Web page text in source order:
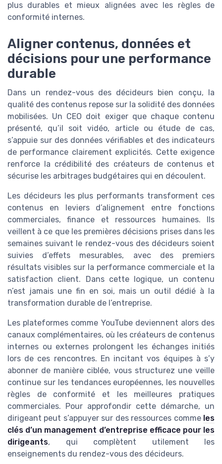
plus durables et mieux alignées avec les règles de
conformité internes.
Aligner contenus, données et
décisions pour une performance
durable
Dans un rendez-vous des décideurs bien conçu, la
qualité des contenus repose sur la solidité des données
mobilisées. Un CEO doit exiger que chaque contenu
présenté, qu’il soit vidéo, article ou étude de cas,
s’appuie sur des données vérifiables et des indicateurs
de performance clairement explicités. Cette exigence
renforce la crédibilité des créateurs de contenus et
sécurise les arbitrages budgétaires qui en découlent.
Les décideurs les plus performants transforment ces
contenus en leviers d’alignement entre fonctions
commerciales, finance et ressources humaines. Ils
veillent à ce que les premières décisions prises dans les
semaines suivant le rendez-vous des décideurs soient
suivies d’effets mesurables, avec des premiers
résultats visibles sur la performance commerciale et la
satisfaction client. Dans cette logique, un contenu
n’est jamais une fin en soi, mais un outil dédié à la
transformation durable de l’entreprise.
Les plateformes comme YouTube deviennent alors des
canaux complémentaires, où les créateurs de contenus
internes ou externes prolongent les échanges initiés
lors de ces rencontres. En incitant vos équipes à s’y
abonner de manière ciblée, vous structurez une veille
continue sur les tendances européennes, les nouvelles
règles de conformité et les meilleures pratiques
commerciales. Pour approfondir cette démarche, un
dirigeant peut s’appuyer sur des ressources comme les
clés d’un management d’entreprise efficace pour les
dirigeants, qui complètent utilement les
enseignements du rendez-vous des décideurs.